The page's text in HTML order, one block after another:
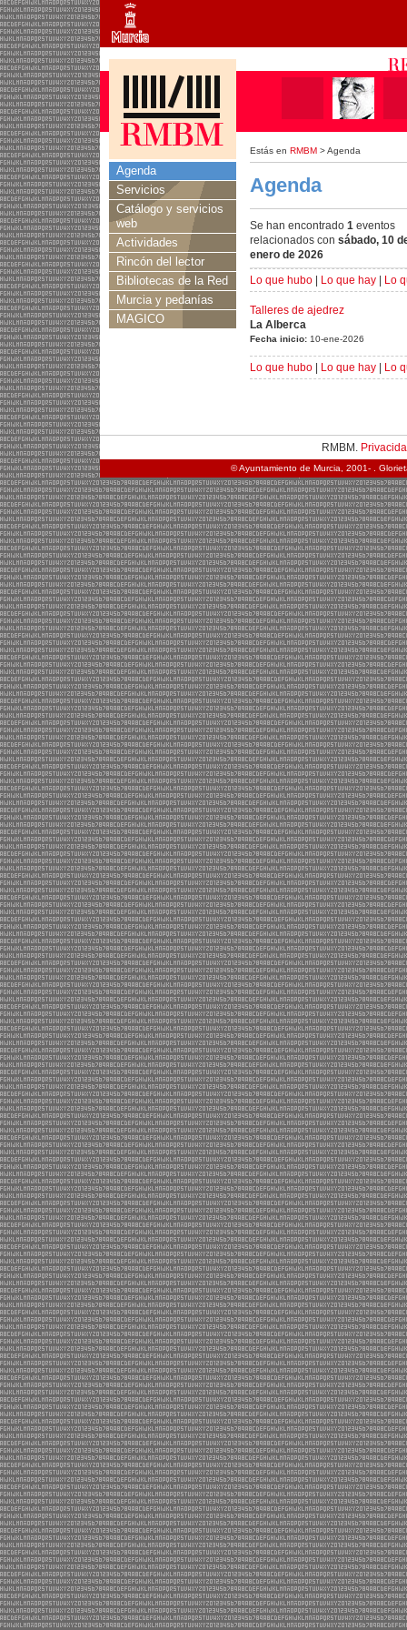
Estás en RMBM > Agenda
Agenda
Servicios
Catálogo y servicios
web
Actividades
Rincón del lector
Bibliotecas de la Red
Murcia y pedanías
MAGICO
Agenda
Se han encontrado 1 eventos
relacionados con sábado, 10
enero de 2026
Lo que hubo
Lo que hay Lo
Talleres de ajedrez
La Alberca
Fecha inicio: 10-ene-2026
Lo que hubo Lo que hay Lo
RMBM.
© Ayuntamiento de Murcia, 2001- .